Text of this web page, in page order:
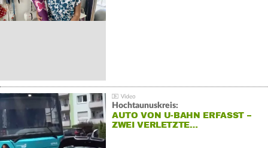
Hochtaunuskreis:
AUTO VON U-BAHN ERFASST –
ZWEI VERLETZTE…